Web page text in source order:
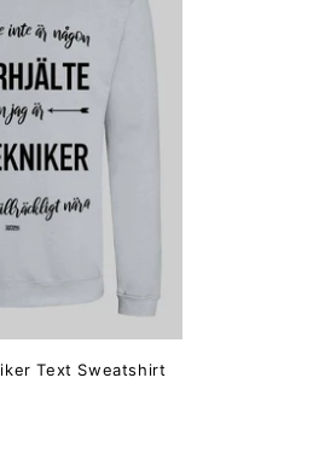
Text Sweatshirt